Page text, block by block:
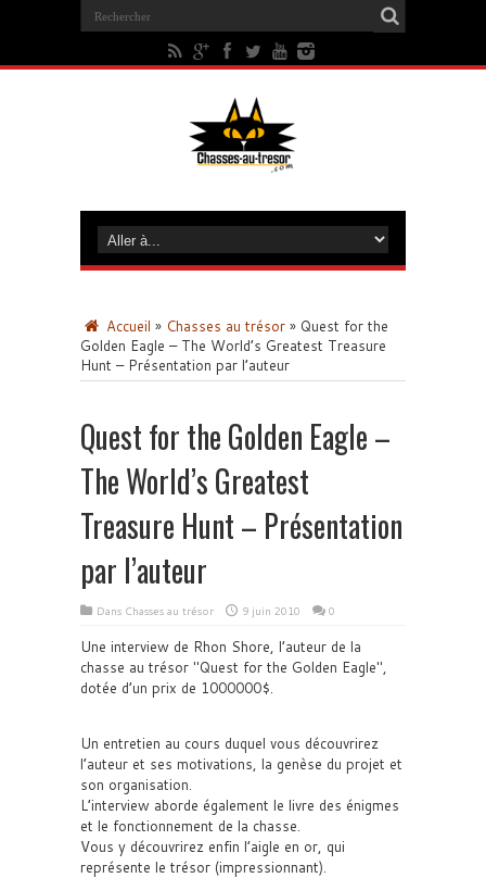
Accueil » Chasses au trésor » Quest for the
Golden Eagle – The World’s Greatest Treasure
Hunt – Présentation par l’auteur
Quest for the Golden Eagle –
The World’s Greatest
Treasure Hunt – Présentation
par l’auteur
Dans Chasses au trésor 9 juin 2010 0
Une interview de Rhon Shore, l’auteur de la
chasse au trésor
Quest for the Golden Eagle ,
dotée d’un prix de 1000000$.
Un entretien au cours duquel vous découvrirez
l’auteur et ses motivations, la genèse du projet et
son organisation.
L’interview aborde également le livre des énigmes
et le fonctionnement de la chasse.
Vous y découvrirez enfin l’aigle en or, qui
représente le trésor (impressionnant).